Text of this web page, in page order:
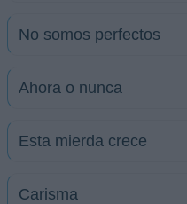
No somos perfectos
Ahora o nunca
Esta mierda crece
Carisma